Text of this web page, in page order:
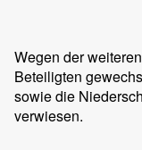
Wegen der
Beteiligten
sowie die
verwiesen.